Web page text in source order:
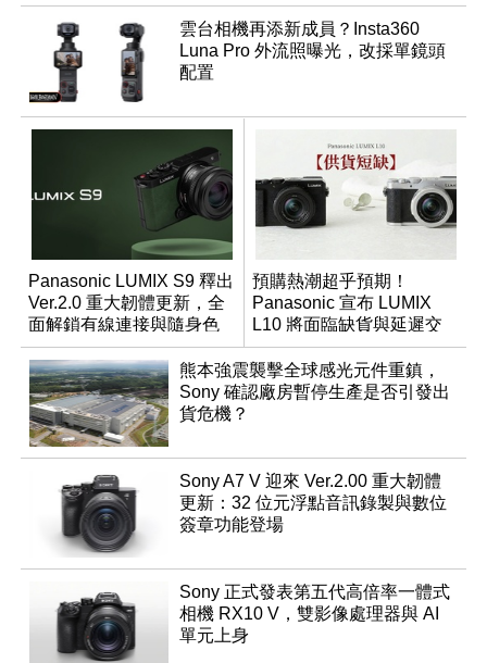
雲台相機再添新成員？Insta360
Luna Pro 外流照曝光，改採單鏡頭
配置
Panasonic LUMIX S9 釋出
Ver.2.0 重大韌體更新，全
面解鎖有線連接與隨身色
調編輯
預購熱潮超乎預期！
Panasonic 宣布 LUMIX
L10 將面臨缺貨與延遲交
貨時間
熊本強震襲擊全球感光元件重鎮，
Sony 確認廠房暫停生產是否引發出
貨危機？
Sony A7 V 迎來 Ver.2.00 重大韌體
更新：32 位元浮點音訊錄製與數位
簽章功能登場
Sony 正式發表第五代高倍率一體式
相機 RX10 V，雙影像處理器與 AI
單元上身